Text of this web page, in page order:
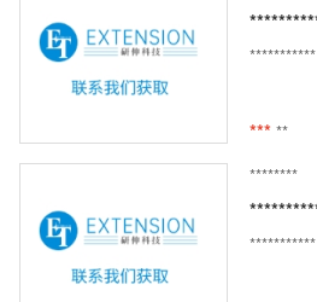
***********
*** **
********
***********